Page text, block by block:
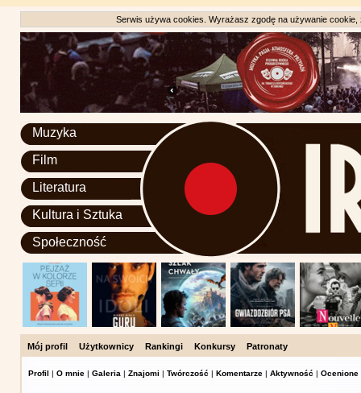
Serwis używa cookies. Wyrażasz zgodę na używanie
Muzyka
Film
Literatura
Kultura i Sztuka
Społeczność
Mój profil Użytkownicy Rankingi Konkursy Patronaty
Profil | O mnie | Galeria | Znajomi | Twórczość | Komentarze | Aktywność | Ocenione